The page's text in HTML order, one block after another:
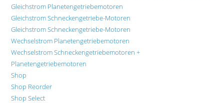
Gleichstrom Planetengetriebemotoren
Gleichstrom Schneckengetriebe-Motoren
Gleichstrom Schneckengetriebe-Motoren
Wechselstrom Planetengetriebemotoren
Wechselstrom Schneckengetriebemotoren +
Planetengetriebemotoren
Shop
Shop Reorder
Shop Select